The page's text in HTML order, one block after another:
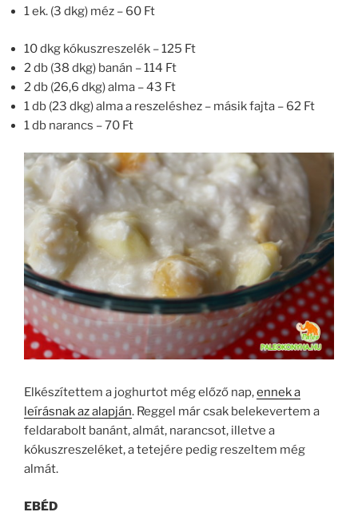
1 ek. (3 dkg) méz – 60 Ft
10 dkg kókuszreszelék – 125 Ft
2 db (38 dkg) banán – 114 Ft
2 db (26,6 dkg) alma – 43 Ft
1 db (23 dkg) alma a reszeléshez – másik fajta – 62 Ft
1 db narancs – 70 Ft
Elkészítettem a joghurtot még előző nap,ennek a
leírásnak az alapján. Reggel már csak belekevertem a
feldarabolt banánt, almát, narancsot, illetve a
kókuszreszeléket, a tetejére pedig reszeltem még
almát.
EBÉD